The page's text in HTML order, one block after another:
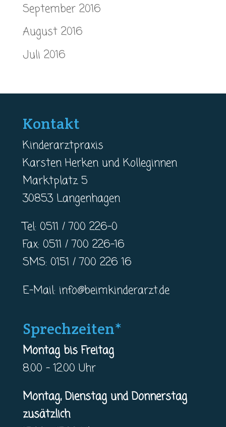
September 2016
August 2016
Juli 2016
Kontakt
Kinderarztpraxis
Karsten Herken und Kolleginnen
Marktplatz 5
30853 Langenhagen
Tel: 0511 / 700 226-0
Fax: 0511 / 700 226-16
SMS: 0151 / 700 226 16
E-Mail: info@beimkinderarzt.de
Sprechzeiten*
Montag bis Freitag
8.00 – 12.00 Uhr
Montag, Dienstag und Donnerstag
zusätzlich